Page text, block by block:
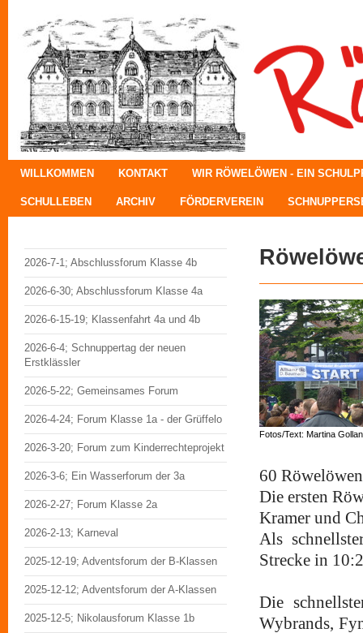
WILLKOMMEN KONTAKT WIR RÖWELÖWEN - EIN
SCHULLEBEN ARCHIV FÖRDERVEREIN
2026-7-1; Abschlussforum Klasse 4b
2026-6-30; Abschlussforum Klasse 4a
2026-6-15-19; Klassenfahrt 4a und 4b
2026-6-4; Schnuppertag der neuen
Erstklässler
2026-5-22; Gemeinsames Forum
2026-4-24; Forum Klasse 1a - der Grüffelo
2026-3-20; Forum zum Kinderrechteprojekt
2026-3-6; Ein Wasserforum der 3a
2026-2-27; Forum Klasse 2a
2026-2-13; Karneval
2025-12-19; Adventsforum der B-Klassen
2025-12-12; Adventsforum der A-Klassen
2025-12-5; Nikolausforum Klasse 1b
Fotos/Text: Martina
60
Die ersten
Kramer und
Als
Strecke in
Die
Wybrands,